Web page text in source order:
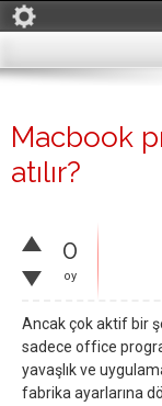
Macbook
atılır?
0
oy
Ancak çok aktif bir
sadece office
yavaşlık ve
fabrika ayarlarına